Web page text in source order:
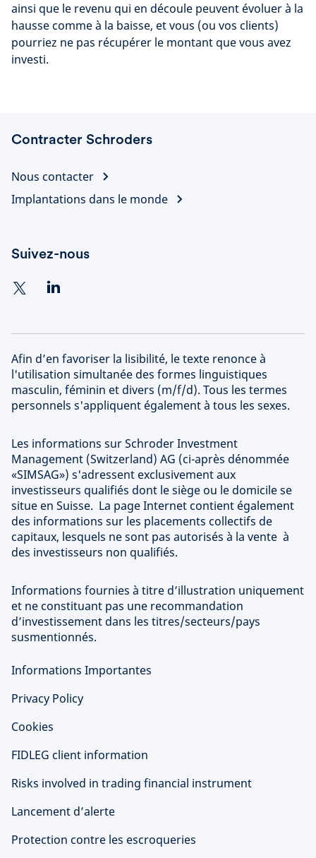
ainsi que le revenu qui en découle peuvent évoluer à la
hausse comme à la baisse, et vous (ou vos clients)
pourriez ne pas récupérer le montant que vous avez
investi.
Contracter Schroders
Nous contacter
Implantations dans le monde
Suivez-nous
Afin d’en favoriser la lisibilité, le texte renonce à
l'utilisation simultanée des formes linguistiques
masculin, féminin et divers (m/f/d). Tous les termes
personnels s'appliquent également à tous les sexes.
Les informations sur Schroder Investment
Management (Switzerland) AG (ci-après dénommée
«SIMSAG») s'adressent exclusivement aux
investisseurs qualifiés dont le siège ou le domicile se
situe en Suisse. La page Internet contient également
des informations sur les placements collectifs de
capitaux, lesquels ne sont pas autorisés à la vente à
des investisseurs non qualifiés.
Informations fournies à titre d’illustration uniquement
et ne constituant pas une recommandation
d’investissement dans les titres/secteurs/pays
susmentionnés.
Informations Importantes
Privacy Policy
Cookies
FIDLEG client information
Risks involved in trading financial instrument
Lancement d’alerte
Protection contre les escroqueries